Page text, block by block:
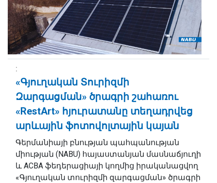
«Գյուղական Տուրիզմի
Զարգացման» ծրագրի շահառու
«RestArt» հյուրատանը տեղադրվեց
արևային ֆոտովոլտային կայան
Գերմանիայի բնության պահպանության
միության (NABU) հայաստանյան մասնաճյուղի
և ACBA ֆեդերացիայի կողմից իրականացվող
«Գյուղական տուրիզմի զարգացման» ծրագրի